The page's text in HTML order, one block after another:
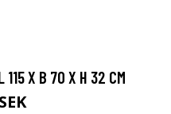
115 X B 70 X H 32 CM